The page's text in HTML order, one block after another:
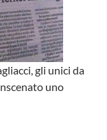
gli unici da
uno